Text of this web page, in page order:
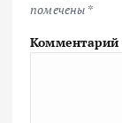
помечены *
Комментарий